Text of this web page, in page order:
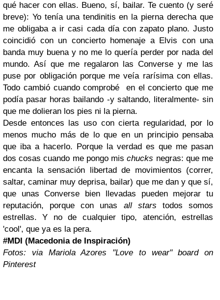
qué hacer con ellas. Bueno, sí, bailar. Te cuento (y seré
breve): Yo tenía una tendinitis en la pierna derecha que
me obligaba a ir casi cada día con zapato plano. Justo
coincidió con un concierto homenaje a Elvis con una
banda muy buena y no me lo quería perder por nada del
mundo. Así que me regalaron las Converse y me las
puse por obligación porque me veía rarísima con ellas.
Todo cambió cuando comprobé en el concierto que me
podía pasar horas bailando -y saltando, literalmente- sin
que me dolieran los pies ni la pierna.
Desde entonces las uso con cierta regularidad, por lo
menos mucho más de lo que en un principio pensaba
que iba a hacerlo. Porque la verdad es que me pasan
dos cosas cuando me pongo mischucks negras: que me
encanta la sensación libertad de movimientos (correr,
saltar, caminar muy deprisa, bailar) que me dan y que sí,
que unas Converse bien llevadas pueden mejorar tu
reputación, porque con unas all stars todos somos
estrellas. Y no de cualquier tipo, atención, estrellas
'cool', que ya es la pera.
#MDI (Macedonia de Inspiración)
Fotos: via Mariola Azores "Love to wear" board on
Pinterest